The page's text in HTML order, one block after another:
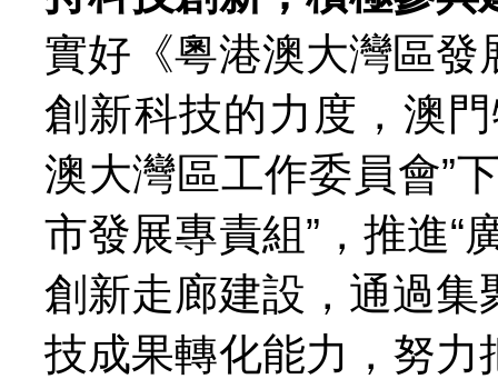
實好《粵港澳大灣區
創新科技的力度，澳
澳大灣區工作委員會”
市發展專責組”，推進
創新走廊建設，通過
技成果轉化能力，努